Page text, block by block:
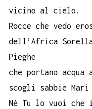
vicino al cielo.
Rocce che vedo
dell’Africa
Pieghe
che portano acqua
scogli sabbie
Nè Tu lo vuoi che